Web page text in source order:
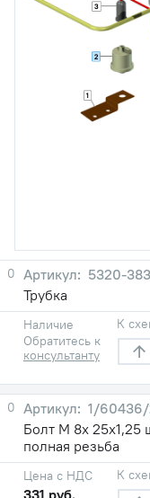
1
2
3
0
5320-
Трубка
Наличие
Обратитесь к
консультанту
К
0
1/60436/
Болт М 8х 25х1,25
полная резьба
Цена с НДС
331 руб.
К